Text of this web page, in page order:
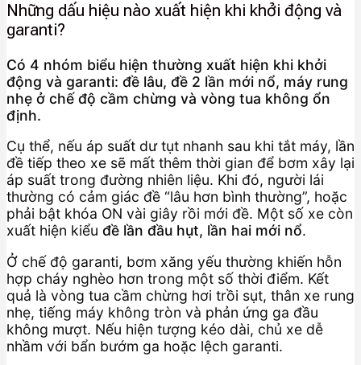
Những dấu hiệu nào xuất hiện khi khởi động và
garanti?
Có 4 nhóm biểu hiện thường xuất hiện khi khởi
động và garanti: đề lâu, đề 2 lần mới nổ, máy rung
nhẹ ở chế độ cầm chừng và vòng tua không ổn
định.
Cụ thể, nếu áp suất dư tụt nhanh sau khi tắt máy, lần
đề tiếp theo xe sẽ mất thêm thời gian để bơm xây lại
áp suất trong đường nhiên liệu. Khi đó, người lái
thường có cảm giác đề “lâu hơn bình thường”, hoặc
phải bật khóa ON vài giây rồi mới đề. Một số xe còn
xuất hiện kiểu đề lần đầu hụt, lần hai mới nổ.
Ở chế độ garanti, bơm xăng yếu thường khiến hỗn
hợp cháy nghèo hơn trong một số thời điểm. Kết
quả là vòng tua cầm chừng hơi trồi sụt, thân xe rung
nhẹ, tiếng máy không tròn và phản ứng ga đầu
không mượt. Nếu hiện tượng kéo dài, chủ xe dễ
nhầm với bẩn bướm ga hoặc lệch garanti.